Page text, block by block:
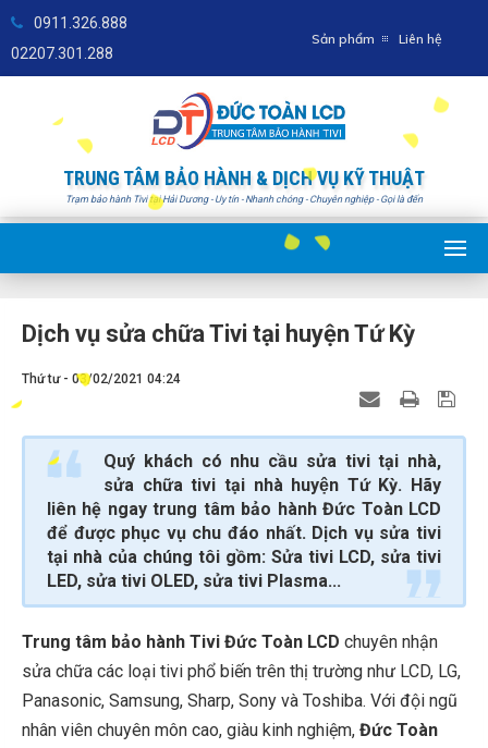
0911.326.888
02207.301.288
Sản phẩm Liên hệ
TRUNG TÂM BẢO HÀNH & DỊCH VỤ KỸ THUẬT
Trạm bảo hành Tivi tại Hải Dương - Uy tín - Nhanh chóng - Chuyên nghiệp - Gọi là đến
Dịch vụ sửa chữa Tivi tại huyện Tứ Kỳ
Thứ tư - 03/02/2021 04:24
Quý khách có nhu cầu sửa tivi tại nhà,
sửa chữa tivi tại nhà huyện Tứ Kỳ. Hãy
liên hệ ngay trung tâm bảo hành Đức Toàn LCD
để được phục vụ chu đáo nhất. Dịch vụ sửa tivi
tại nhà của chúng tôi gồm: Sửa tivi LCD, sửa tivi
LED, sửa tivi OLED, sửa tivi Plasma...
Trung tâm bảo hành Tivi Đức Toàn LCD chuyên nhận
sửa chữa các loại tivi phổ biến trên thị trường như LCD, LG,
Panasonic, Samsung, Sharp, Sony và Toshiba. Với đội ngũ
nhân viên chuyên môn cao, giàu kinh nghiệm, Đức Toàn